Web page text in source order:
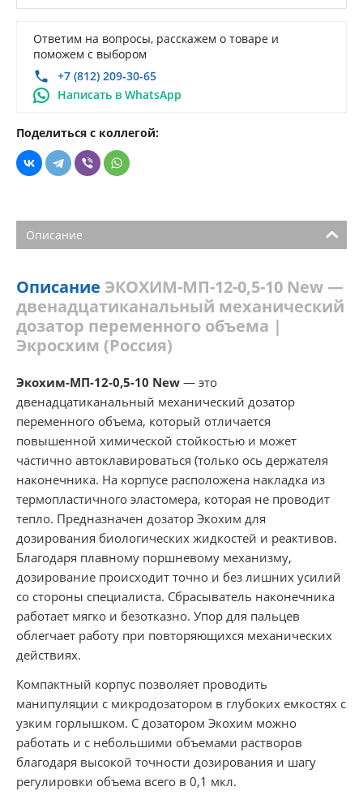
Ответим на вопросы, расскажем о товаре и
поможем с выбором
+7 (812) 209-30-65
Написать в WhatsApp
Поделиться с коллегой:
Описание
Описание ЭКОХИМ-МП-12-0,5-10 New —
двенадцатиканальный механический
дозатор переменного объема |
Экросхим (Россия)
Экохим-МП-12-0,5-10 New — это
двенадцатиканальный механический дозатор
переменного объема, который отличается
повышенной химической стойкостью и может
частично автоклавироваться (только ось держателя
наконечника. На корпусе расположена накладка из
термопластичного эластомера, которая не проводит
тепло. Предназначен дозатор Экохим для
дозирования биологических жидкостей и реактивов.
Благодаря плавному поршневому механизму,
дозирование происходит точно и без лишних усилий
со стороны специалиста. Сбрасыватель наконечника
работает мягко и безотказно. Упор для пальцев
облегчает работу при повторяющихся механических
действиях.
Компактный корпус позволяет проводить
манипуляции с микродозатором в глубоких емкостях с
узким горлышком. С дозатором Экохим можно
работать и с небольшими объемами растворов
благодаря высокой точности дозирования и шагу
регулировки объема всего в 0,1 мкл.